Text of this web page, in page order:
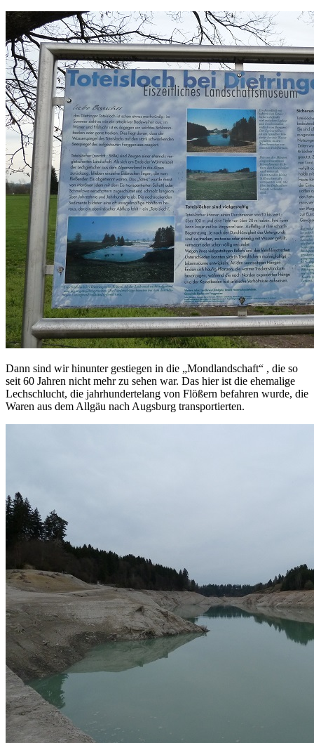
Dann sind wir hinunter gestiegen in die „Mondlandschaft“ , die so
seit 60 Jahren nicht mehr zu sehen war. Das hier ist die ehemalige
Lechschlucht, die jahrhundertelang von Flößern befahren wurde, die
Waren aus dem Allgäu nach Augsburg transportierten.